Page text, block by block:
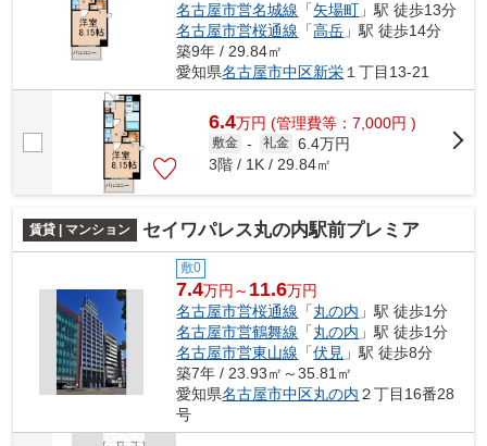
名古屋市営名城線 「矢場町 」駅 徒歩13分
名古屋市営桜通線 「高岳 」駅 徒歩14分
築9年 / 29.84㎡
愛知県名古屋市中区新栄 １丁目13-21
6.4万円 (管理費等：7,000円 )
敷金 - 礼金 6.4万円
3階 / 1K / 29.84㎡
賃貸 | マンション セイワパレス丸の内駅前プレミア
敷0
7.4万円～ 11.6万円
名古屋市営桜通線 「丸の内 」駅 徒歩1分
名古屋市営鶴舞線 「丸の内 」駅 徒歩1分
名古屋市営東山線 「伏見 」駅 徒歩8分
築7年 / 23.93㎡～35.81㎡
愛知県名古屋市中区丸の内 ２丁目16番28
号